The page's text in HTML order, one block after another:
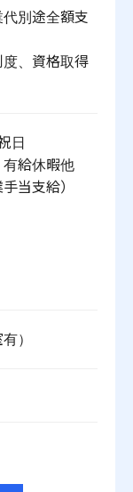
別途全額支
、資格取得
日
給休暇他
当支給）
）